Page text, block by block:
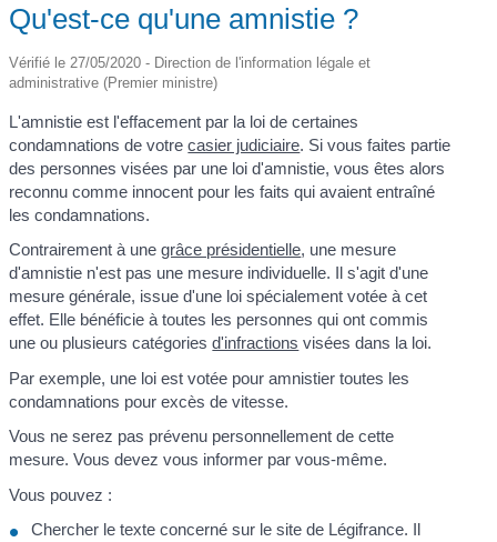
Qu'est-ce qu'une amnistie ?
Vérifié le 27/05/2020 - Direction de l'information légale et
administrative (Premier ministre)
L'amnistie est l'effacement par la loi de certaines
condamnations de votrecasier judiciaire. Si vous faites partie
des personnes visées par une loi d'amnistie, vous êtes alors
reconnu comme innocent pour les faits qui avaient entraîné
les condamnations.
Contrairement à unegrâce présidentielle, une mesure
d'amnistie n'est pas une mesure individuelle. Il s'agit d'une
mesure générale, issue d'une loi spécialement votée à cet
effet. Elle bénéficie à toutes les personnes qui ont commis
une ou plusieurs catégoriesd'infractions visées dans la loi.
Par exemple, une loi est votée pour amnistier toutes les
condamnations pour excès de vitesse.
Vous ne serez pas prévenu personnellement de cette
mesure. Vous devez vous informer par vous-même.
Vous pouvez :
Chercher le texte concerné sur le site de Légifrance. Il